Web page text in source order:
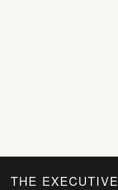
THE EXECUTIVE